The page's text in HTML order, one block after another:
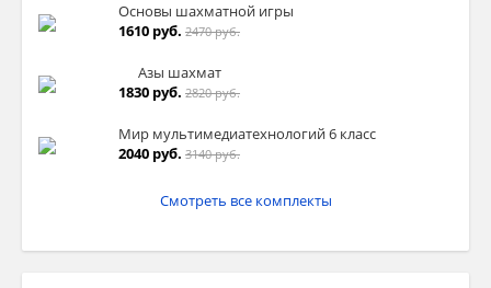
Основы шахматной игры
1610 руб. 2470 руб.
Азы шахмат
1830 руб. 2820 руб.
Мир мультимедиатехнологий 6 класс
2040 руб. 3140 руб.
Смотреть все комплекты